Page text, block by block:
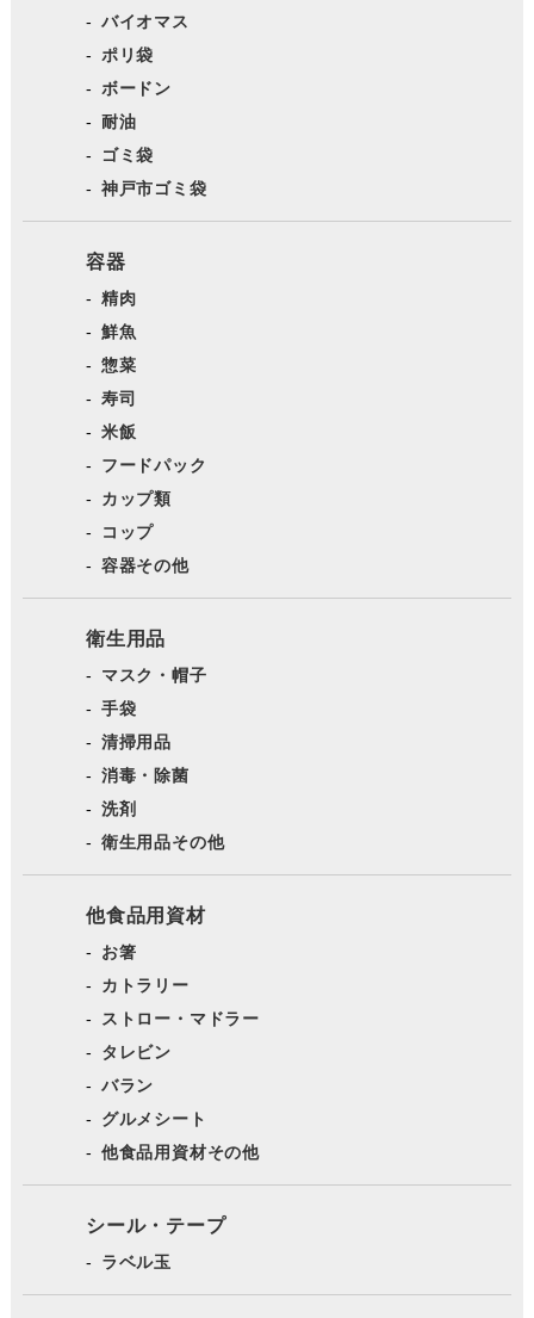
バイオマス
ポリ袋
ボードン
耐油
ゴミ袋
神戸市ゴミ袋
容器
精肉
鮮魚
惣菜
寿司
米飯
フードパック
カップ類
コップ
容器その他
衛生用品
マスク・帽子
手袋
清掃用品
消毒・除菌
洗剤
衛生用品その他
他食品用資材
お箸
カトラリー
ストロー・マドラー
タレビン
バラン
グルメシート
他食品用資材その他
シール・テープ
ラベル玉